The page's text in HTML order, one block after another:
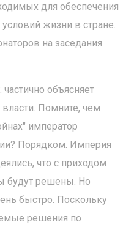
для обеспечения
жизни в стране.
на заседания
объясняет
Помните, чем
император
Порядком. Империя
что с приходом
будут решены. Но
быстро. Поскольку
решения по